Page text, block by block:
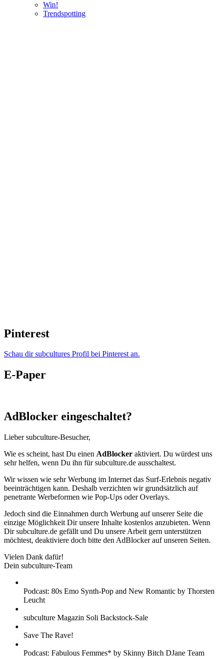
Win!
Trendspotting
Pinterest
Schau dir subcultures Profil bei Pinterest an.
E-Paper
AdBlocker eingeschaltet?
Lieber subculture-Besucher,
Wie es scheint, hast Du einen AdBlocker aktiviert. Du würdest uns
sehr helfen, wenn Du ihn für subculture.de ausschaltest.
Wir wissen wie sehr Werbung im Internet das Surf-Erlebnis negativ
beeinträchtigen kann. Deshalb verzichten wir grundsätzlich auf
penetrante Werbeformen wie Pop-Ups oder Overlays.
Jedoch sind die Einnahmen durch Werbung auf unserer Seite die
einzige Möglichkeit Dir unsere Inhalte kostenlos anzubieten. Wenn
Dir subculture.de gefällt und Du unsere Arbeit gern unterstützen
möchtest, deaktiviere doch bitte den AdBlocker auf unseren Seiten.
Vielen Dank dafür!
Dein subculture-Team
Podcast: 80s Emo Synth-Pop and New Romantic by Thorsten
Leucht
subculture Magazin Soli Backstock-Sale
Save The Rave!
Podcast: Fabulous Femmes* by Skinny Bitch DJane Team